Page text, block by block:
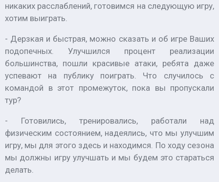
никаких расслаблений, готовимся на следующую игру,
хотим выиграть.
- Дерзкая и быстрая, можно сказать и об игре Ваших
подопечных. Улучшился процент реализации
большинства, пошли красивые атаки, ребята даже
успевают на публику поиграть. Что случилось с
командой в этот промежуток, пока вы пропускали
тур?
- Готовились, тренировались, работали над
физическим состоянием, надеялись, что мы улучшим
игру, мы для этого здесь и находимся. По ходу сезона
мы должны игру улучшать и мы будем это стараться
делать.